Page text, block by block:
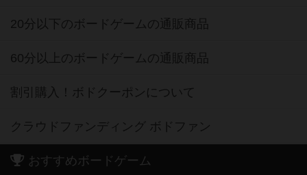
20分以下のボードゲームの通販商品
60分以上のボードゲームの通販商品
割引購入！ボドクーポンについて
クラウドファンディング ボドファン
おすすめボードゲーム